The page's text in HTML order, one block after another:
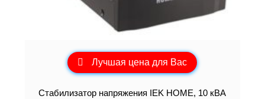
Лучшая цена для Вас
Стабилизатор напряжения IEK HOME, 10 кВА